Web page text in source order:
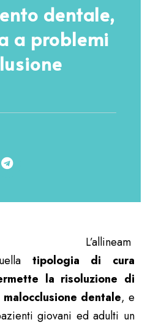
dentale,
a problemi
L’allineam
tipologia di cura
la risoluzione di
dentale, e
giovani ed adulti un